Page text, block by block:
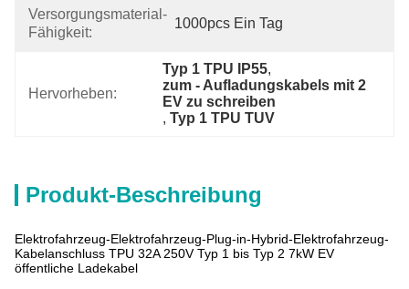
Versorgungsmaterial-
Fähigkeit:
1000pcs Ein Tag
Hervorheben:
Typ 1 TPU IP55,
zum - Aufladungskabels mit 2
EV zu schreiben
, Typ 1 TPU TUV
Produkt-Beschreibung
Elektrofahrzeug-Elektrofahrzeug-Plug-in-Hybrid-Elektrofahrzeug-
Kabelanschluss TPU 32A 250V Typ 1 bis Typ 2 7kW EV
öffentliche Ladekabel